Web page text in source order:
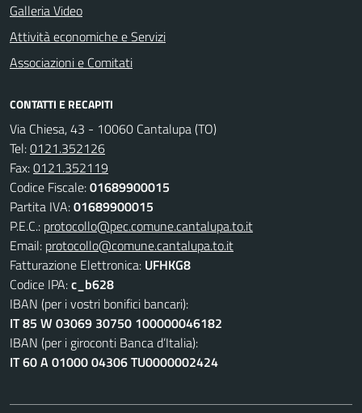
Galleria Video
Attività economiche e Servizi
Associazioni e Comitati
CONTATTI E RECAPITI
Via Chiesa, 43 - 10060 Cantalupa (TO)
Tel:0121.352126
Fax:0121.352119
Codice Fiscale:01689900015
Partita IVA:01689900015
P.E.C.: protocollo@pec.comune.cantalupa.to.it
Email: protocollo@comune.cantalupa.to.it
Fatturazione Elettronica: UFHKG8
Codice IPA:c_b628
IBAN (per i vostri bonifici bancari):
IT 85 W 03069 30750 100000046182
IBAN (per i giroconti Banca d’Italia):
IT 60 A 01000 04306 TU0000002424